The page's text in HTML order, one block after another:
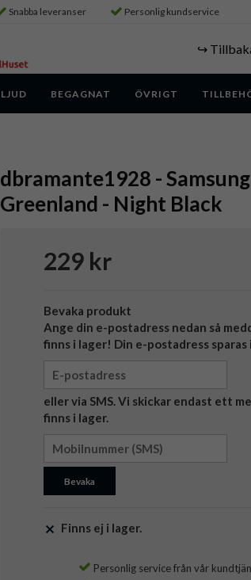
Snabba leveranser Personlig kundservice
↪️
LJUD BEGAGNAT ÖVRIGT
dbramante1928 -
Greenland - Night Black
229 kr
Bevaka produkt
Ange din e-postadress nedan så
finns i lager! Din e-postadress sparas
eller via SMS. Vi skickar endast ett
finns i lager.
Bevaka
Finns ej i lager.
Personlig service från vår